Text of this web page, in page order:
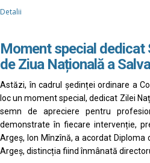
Detalii
Moment special dedicat
de Ziua Națională a
Astăzi, în cadrul ședinței ordinare a
loc un moment special, dedicat Zilei
semn de apreciere pentru
demonstrate în fiecare intervenție,
Argeș, Ion Mînzînă, a acordat Diploma
Argeș, distincția fiind înmânată